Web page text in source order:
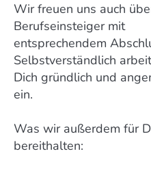
Wir freuen uns auch
Berufseinsteiger mit
entsprechendem
Selbstverständlich
Dich gründlich und
ein.
Was wir außerdem für
bereithalten: